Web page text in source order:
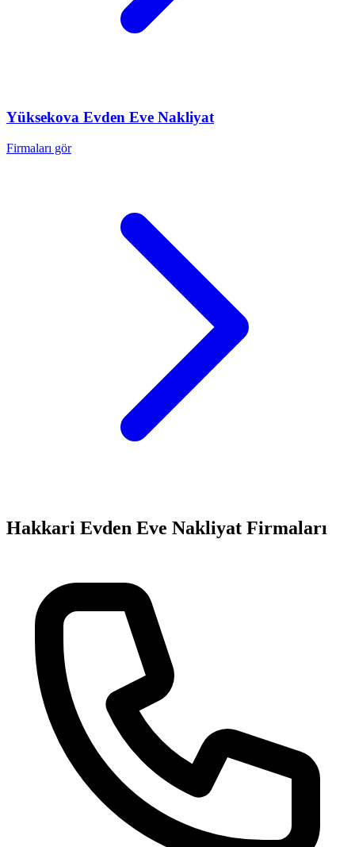
Yüksekova Evden Eve Nakliyat
Firmaları gör
Hakkari Evden Eve Nakliyat Firmaları